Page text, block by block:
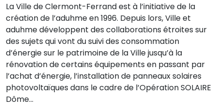
La Ville de Clermont-Ferrand est à l’initiative de la
création de l’aduhme en 1996. Depuis lors, Ville et
aduhme développent des collaborations étroites sur
des sujets qui vont du suivi des consommation
d’énergie sur le patrimoine de la Ville jusqu’à la
rénovation de certains équipements en passant par
l’achat d’énergie, l’installation de panneaux solaires
photovoltaïques dans le cadre de l’Opération SOLAIRE
Dôme…